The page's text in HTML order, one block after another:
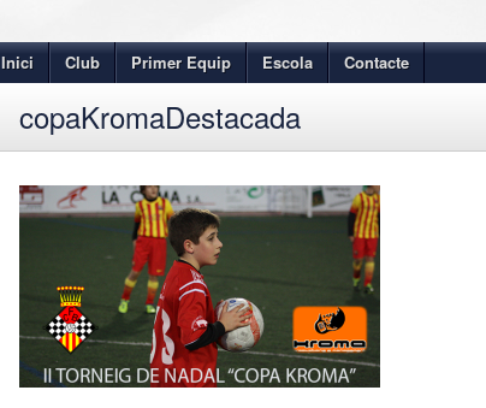
Inici Club Primer Equip Escola Contacte
copaKromaDestacada